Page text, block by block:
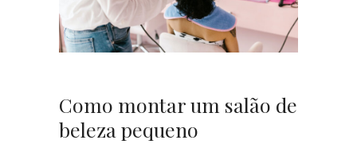
Como montar um salão de
beleza pequeno